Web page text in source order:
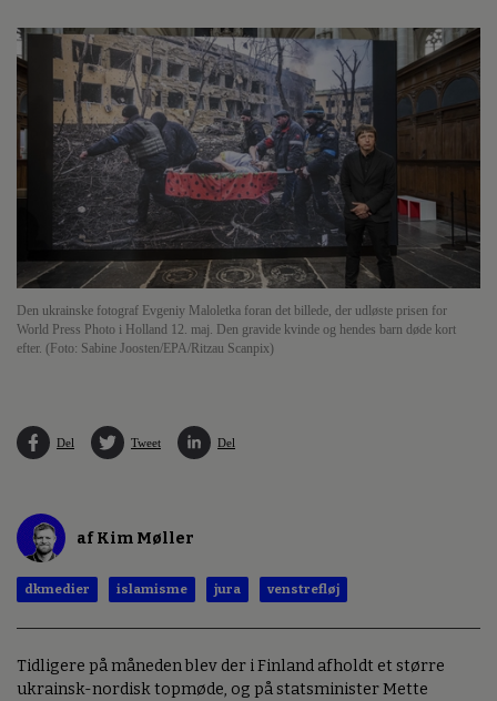
Den ukrainske fotograf Evgeniy Maloletka foran det billede, der udløste prisen for
World Press Photo i Holland 12. maj. Den gravide kvinde og hendes barn døde kort
efter. (Foto: Sabine Joosten/EPA/Ritzau Scanpix)
Del Tweet Del
af Kim Møller
dkmedier islamisme jura venstrefløj
Tidligere på måneden blev der i Finland afholdt et større
ukrainsk-nordisk topmøde, og på statsminister Mette